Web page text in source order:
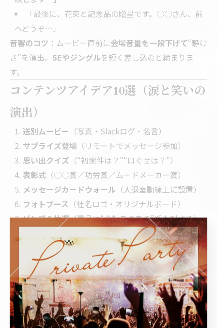
「最後に、花束と記念品の贈呈です。○○さん、前
へどうぞ…」
音響のコツ ：ムービー直前に会場音量を一段下げて“静け
さ”を演出。 SEやジングルを短く差し込むと締まりま
す。
コンテンツアイデア10選（涙と笑いの
演出）
送別ムービー （写真・Slackログ・名言）
サプライズ登場 （リモートでメッセージ参加）
思い出クイズ （“初案件は？”“口ぐせは？”）
表彰式 （○○賞／功労賞／ムードメーカー賞）
メッセージカードウォール （入退室動線上に設置）
フォトブース （社名ロゴ・オリジナルボード）
ビンゴ＆抽選（景品は“会社あるある”系も刺さる）
ありがとうBGMプレイリスト
（主役セレクト）
ネームバッジ（部署・入社年・趣味）で会話を促進
記念アルバム即納（最後にQR共有→ダウンロー
ド）
装飾・写真・BGM・ギフト：印象を
最大化する小ワザ